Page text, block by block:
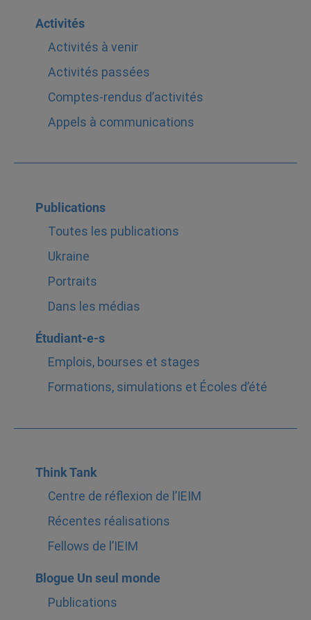
Activités
Activités à venir
Activités passées
Comptes-rendus d’activités
Appels à communications
Publications
Toutes les publications
Ukraine
Portraits
Dans les médias
Étudiant-e-s
Emplois, bourses et stages
Formations, simulations et Écoles d’été
Think Tank
Centre de réflexion de l’IEIM
Récentes réalisations
Fellows de l’IEIM
Blogue Un seul monde
Publications